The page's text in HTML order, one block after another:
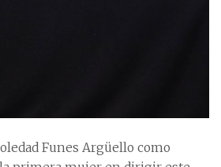
Funes Argüello como